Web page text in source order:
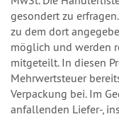
gesondert zu
zu dem dort
möglich und werden
mitgeteilt. In diesen
Mehrwertsteuer
Verpackung bei. Im
anfallenden Liefer-,